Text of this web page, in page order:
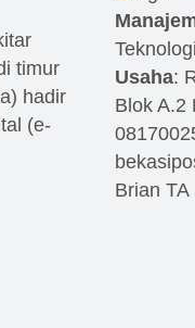
timur
hadir
(e-
Usaha:
Blok A.2
Brian TA